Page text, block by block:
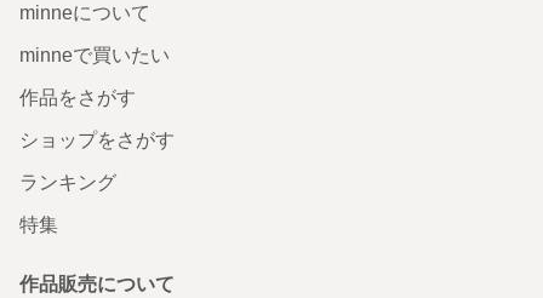
minneについて
minneで買いたい
作品をさがす
ショップをさがす
ランキング
特集
作品販売について